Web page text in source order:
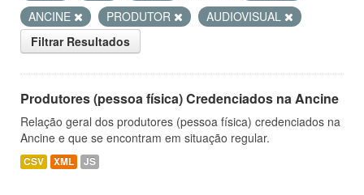
ANCINE
PRODUTOR
AUDIOVISUAL
Filtrar Resultados
Produtores (pessoa física) Credenciados na Ancine
Relação geral dos produtores (pessoa física) credenciados na
Ancine e que se encontram em situação regular.
CSV XML JS